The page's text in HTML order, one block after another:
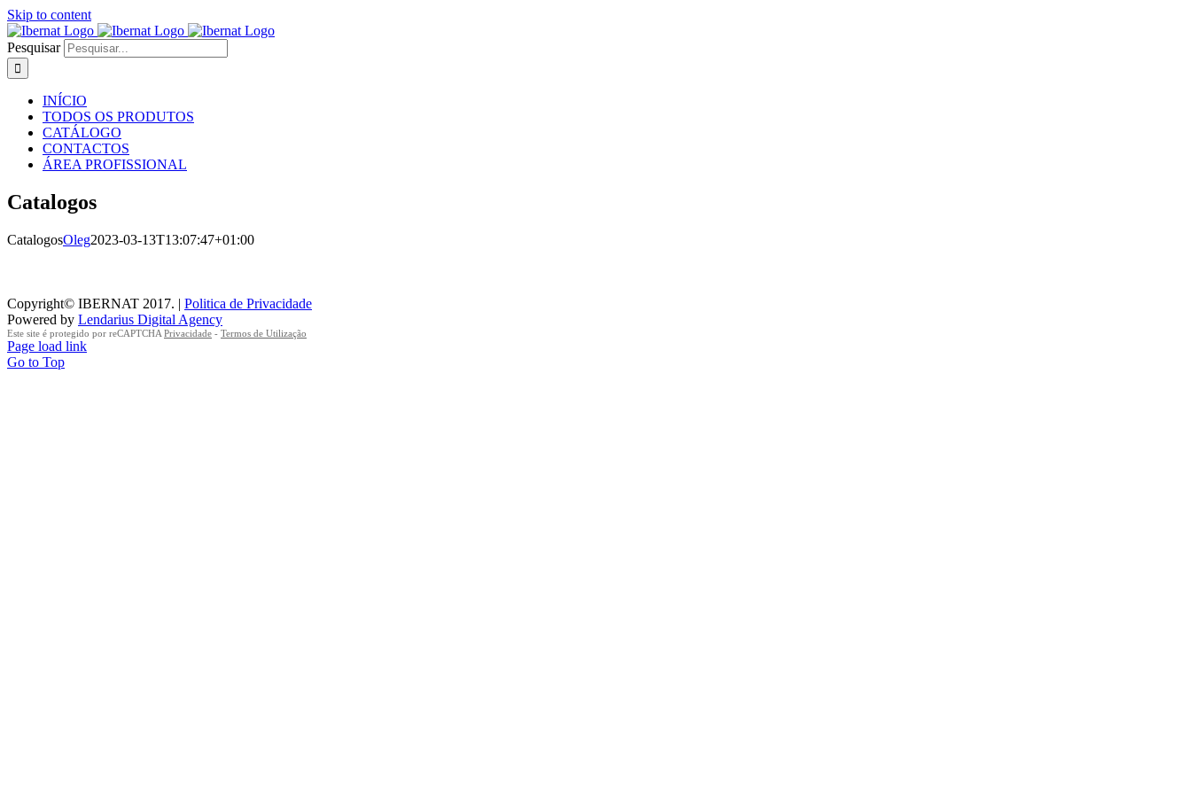
Skip to content
Pesquisar
INÍCIO
TODOS OS PRODUTOS
CATÁLOGO
CONTACTOS
ÁREA PROFISSIONAL
Catalogos
CatalogosOleg2023-03-13T13:07:47+01:00
Copyright© IBERNAT 2017. | Politica de Privacidade
Powered by Lendarius Digital Agency
Este site é protegido por reCAPTCHA Privacidade - Termos de Utilização
Page load link
Go to Top